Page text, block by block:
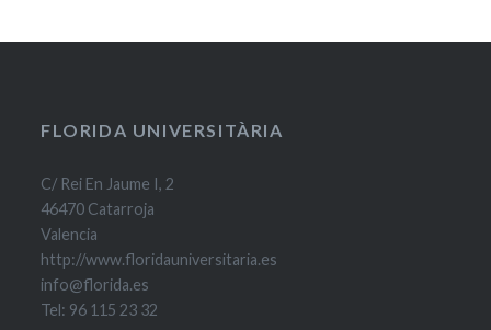
FLORIDA UNIVERSITÀRIA
C/ Rei En Jaume I, 2
46470 Catarroja
Valencia
http://www.floridauniversitaria.es
info@florida.es
Tel: 96 115 23 32